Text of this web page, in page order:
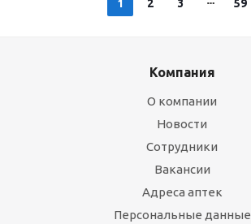
1 2 3 59
Компания
О компании
Новости
Сотрудники
Вакансии
Адреса аптек
Персональные данные